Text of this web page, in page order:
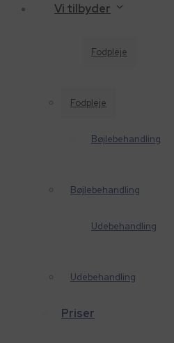
Fodpleje
Bøjlebehandling
Udebehandling
Priser
Vi tilbyder
Fodpleje
Bøjlebehandling
Udebehandling